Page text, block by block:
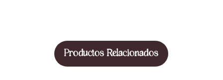
Productos Relacionados